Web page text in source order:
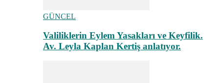
GÜNCEL
Valiliklerin Eylem Yasakları ve Keyfilik.
Av. Leyla Kaplan Kertiş anlatıyor.